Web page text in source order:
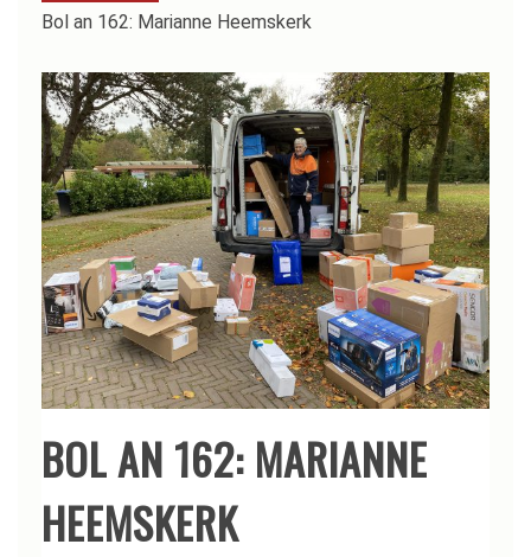
Bol an 162: Marianne Heemskerk
BOL AN 162: MARIANNE
HEEMSKERK